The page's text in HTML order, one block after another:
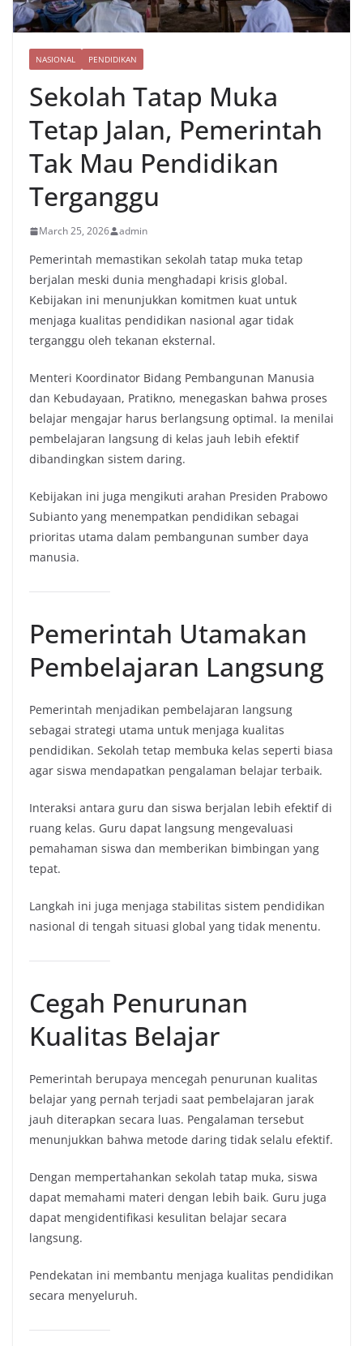
NASIONAL PENDIDIKAN
Sekolah Tatap Muka
Tetap Jalan, Pemerintah
Tak Mau Pendidikan
Terganggu
March 25, 2026 admin
Pemerintah memastikan sekolah tatap muka tetap
berjalan meski dunia menghadapi krisis global.
Kebijakan ini menunjukkan komitmen kuat untuk
menjaga kualitas pendidikan nasional agar tidak
terganggu oleh tekanan eksternal.
Menteri Koordinator Bidang Pembangunan Manusia
dan Kebudayaan, Pratikno, menegaskan bahwa proses
belajar mengajar harus berlangsung optimal. Ia menilai
pembelajaran langsung di kelas jauh lebih efektif
dibandingkan sistem daring.
Kebijakan ini juga mengikuti arahan Presiden Prabowo
Subianto yang menempatkan pendidikan sebagai
prioritas utama dalam pembangunan sumber daya
manusia.
Pemerintah Utamakan
Pembelajaran Langsung
Pemerintah menjadikan pembelajaran langsung
sebagai strategi utama untuk menjaga kualitas
pendidikan. Sekolah tetap membuka kelas seperti biasa
agar siswa mendapatkan pengalaman belajar terbaik.
Interaksi antara guru dan siswa berjalan lebih efektif di
ruang kelas. Guru dapat langsung mengevaluasi
pemahaman siswa dan memberikan bimbingan yang
tepat.
Langkah ini juga menjaga stabilitas sistem pendidikan
nasional di tengah situasi global yang tidak menentu.
Cegah Penurunan
Kualitas Belajar
Pemerintah berupaya mencegah penurunan kualitas
belajar yang pernah terjadi saat pembelajaran jarak
jauh diterapkan secara luas. Pengalaman tersebut
menunjukkan bahwa metode daring tidak selalu efektif.
Dengan mempertahankan sekolah tatap muka, siswa
dapat memahami materi dengan lebih baik. Guru juga
dapat mengidentifikasi kesulitan belajar secara
langsung.
Pendekatan ini membantu menjaga kualitas pendidikan
secara menyeluruh.